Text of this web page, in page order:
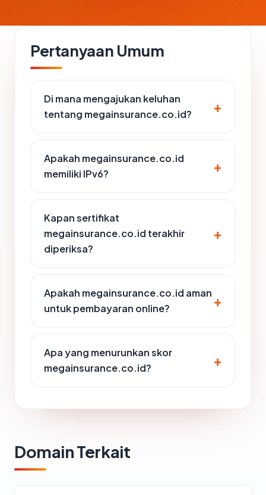
Pertanyaan Umum
Di mana mengajukan keluhan
tentang megainsurance.co.id?
Apakah megainsurance.co.id
memiliki IPv6?
Kapan sertifikat
megainsurance.co.id terakhir
diperiksa?
Apakah megainsurance.co.id aman
untuk pembayaran online?
Apa yang menurunkan skor
megainsurance.co.id?
Domain Terkait